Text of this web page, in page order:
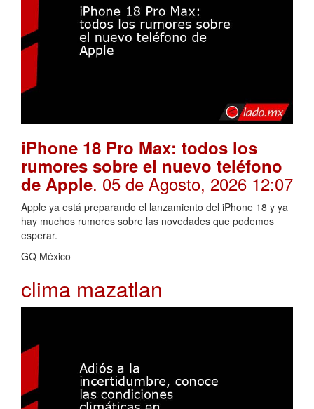
iPhone 18 Pro Max: todos los
rumores sobre el nuevo teléfono
de Apple. 05 de Agosto, 2026 12:07
Apple ya está preparando el lanzamiento del iPhone 18 y ya
hay muchos rumores sobre las novedades que podemos
esperar.
GQ México
clima mazatlan